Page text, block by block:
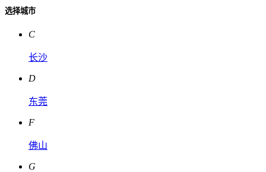
选择城市
C
长沙
D
东莞
F
佛山
G